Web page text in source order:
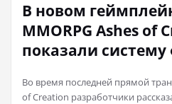
В новом
MMORPG Ashes of
показали
Во время последней прямой
of Creation разработчики